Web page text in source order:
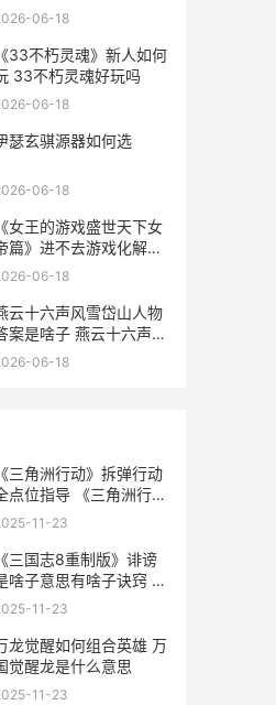
么样06-18
《33不朽灵魂》新人如何
33不朽灵魂好玩吗
06-18
瑟玄骐源器如何选
06-18
《女王的游戏盛世天下女
篇》进不去游戏化解方
女王的游戏美剧
06-18
云十六声风雪岱山人物
案是啥子 燕云十六声风
过不去怎么办
06-18
《三角洲行动》拆弹行动
点位指导 《三角洲行
》GTI11-23
《三国志8重制版》诽谤
啥子意思有啥子诀窍 三
志8重制版攻略
11-23
龙觉醒如何组合英雄 万
觉醒龙是什么意思
11-23